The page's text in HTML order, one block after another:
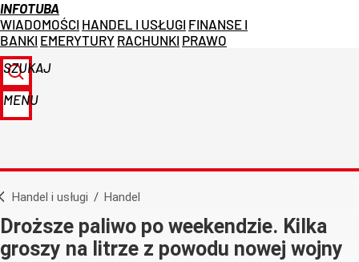
INFOTUBA
WIADOMOŚCI HANDEL I USŁUGI FINANSE I
BANKI EMERYTURY RACHUNKI PRAWO
SZUKAJ
MENU
Handel i usługi / Handel
Droższe paliwo po weekendzie. Kilka
groszy na litrze z powodu nowej wojny